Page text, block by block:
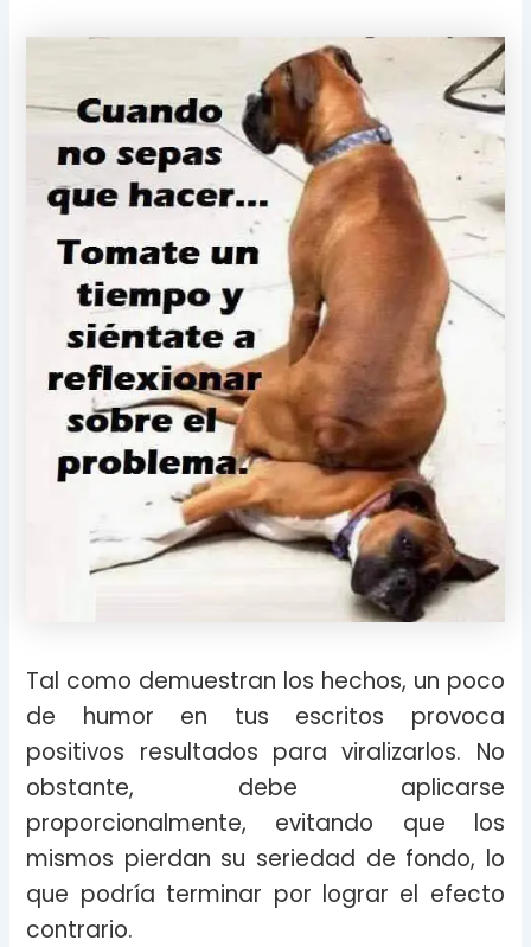
Tal como demuestran los hechos, un poco
de humor en tus escritos provoca
positivos resultados para viralizarlos. No
obstante, debe aplicarse
proporcionalmente, evitando que los
mismos pierdan su seriedad de fondo, lo
que podría terminar por lograr el efecto
contrario.